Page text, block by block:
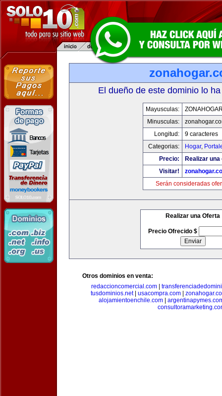
El dueño de este dominio lo
Mayusculas:
Minusculas:
Longitud:
9 caracteres
Categorias:
Hogar,
Precio:
Realizar
Visitar!
Serán consideradas
Realizar una Oferta
Precio Ofrecido $
Otros dominios en venta:
redaccioncomercial.com
tusdominios.net| usacompra.com|
alojamientoenchile.com